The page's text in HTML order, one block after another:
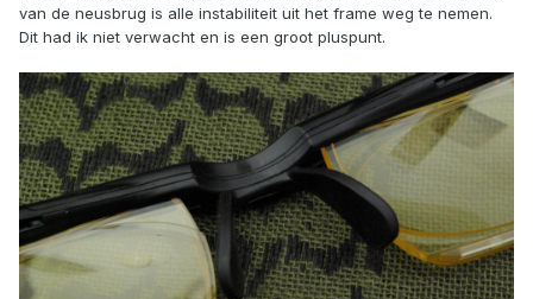
van de neusbrug is alle instabiliteit uit het frame weg te nemen.
Dit had ik niet verwacht en is een groot pluspunt.